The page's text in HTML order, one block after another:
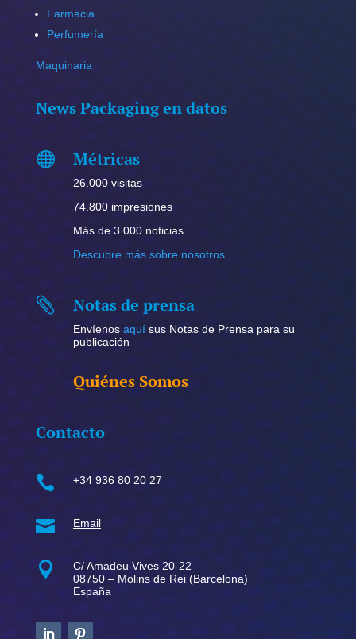
Farmacia
Perfumería
Maquinaria
News Packaging en datos
 Métricas
26.000 visitas
74.800 impresiones
Más de 3.000 noticias
Descubre más sobre nosotros
 Notas de prensa
Envíenos aquísus Notas de Prensa para su
publicación
Quiénes Somos
Contacto
 +34 936 80 20 27
 Email

C/ Amadeu Vives 20-22
08750 – Molins de Rei (Barcelona)
España